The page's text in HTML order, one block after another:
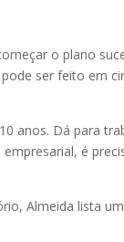
o plano
ser feito em
anos. Dá para
é
Almeida lista